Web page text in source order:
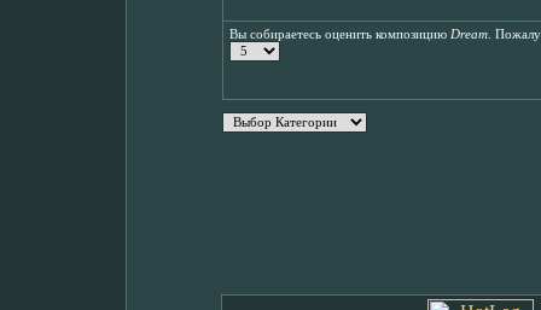
Вы собираетесь оценить композицию Dream .